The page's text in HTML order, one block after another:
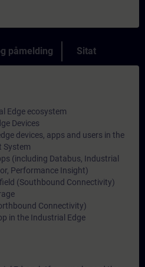
påmelding Sitat
Edge ecosystem
Devices
devices, apps and users in the
System
(including Databus, Industrial
Performance Insight)
(Southbound Connectivity)
Connectivity)
in the Industrial Edge